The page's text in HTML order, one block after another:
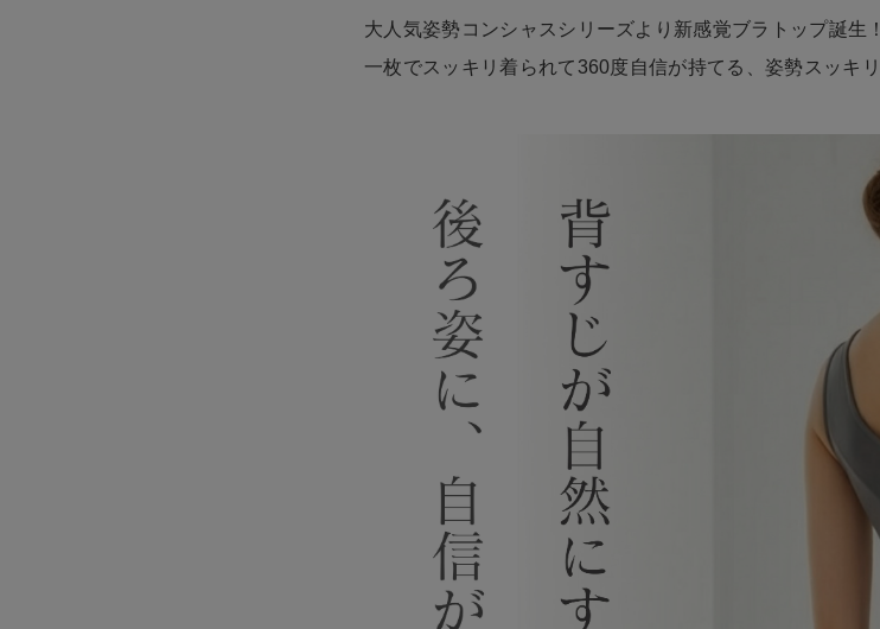
大人気姿勢コンシャスシリーズより新感覚ブラトップ誕生！
一枚でスッキリ着られて360度自信が持てる、姿勢スッキ